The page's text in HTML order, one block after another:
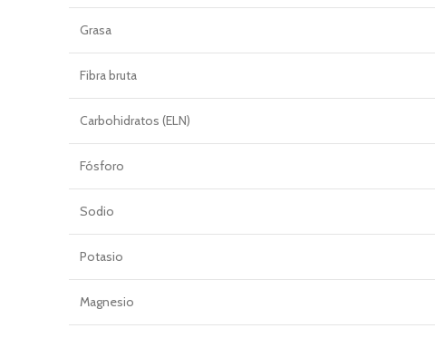
Grasa
Fibra bruta
Carbohidratos (ELN)
Fósforo
Sodio
Potasio
Magnesio